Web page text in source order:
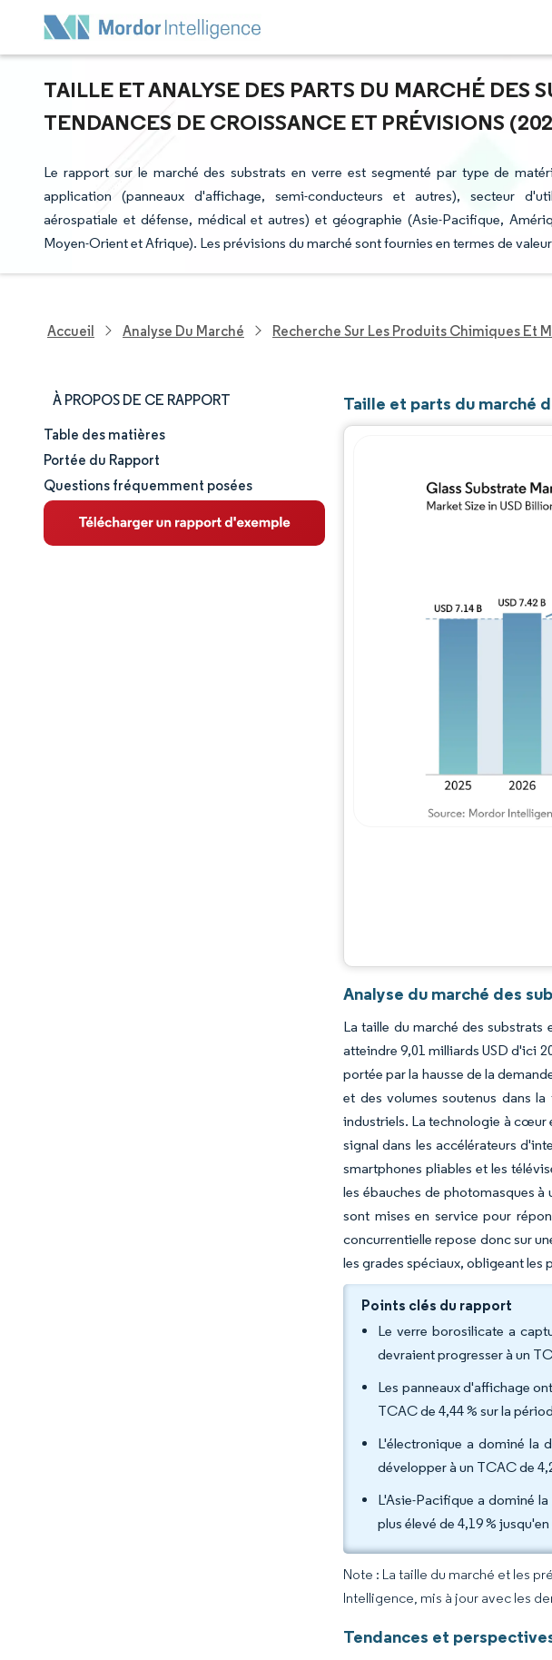
TAILLE ET ANALYSE DES PARTS DU MARCHÉ DES
TENDANCES DE CROISSANCE ET PRÉVISIONS
Le rapport sur le marché des substrats en verre est segmenté par type de
application (panneaux d'affichage, semi-conducteurs et autres), secteur
aérospatiale et défense, médical et autres) et géographie (Asie-Pacifique,
Moyen-Orient et Afrique). Les prévisions du marché sont fournies en termes de
Accueil Analyse Du Marché Recherche Sur Les Produits Chimiques Et
À PROPOS DE CE RAPPORT
Taille et part de marché
Analyse du marché
Tendances et perspectives
Table des matières
Portée du Rapport
Questions fréquemment posées
Taille et parts du marché
Analyse du marché des
La taille du marché des substrats
atteindre 9,01 milliards USD d'ici
portée par la hausse de la
et des volumes soutenus dans
industriels. La technologie à cœur
signal dans les accélérateurs
smartphones pliables et les
les ébauches de photomasques
sont mises en service pour
concurrentielle repose donc sur
les grades spéciaux, obligeant les
Points clés du rapport
Le verre borosilicate a
devraient progresser à un
Les panneaux d'affichage
TCAC de 4,44 % sur la
L'électronique a dominé la
développer à un TCAC de
L'Asie-Pacifique a dominé
plus élevé de 4,19 % jusqu'en
Note : La taille du marché et les
Intelligence, mis à jour avec les
Tendances et